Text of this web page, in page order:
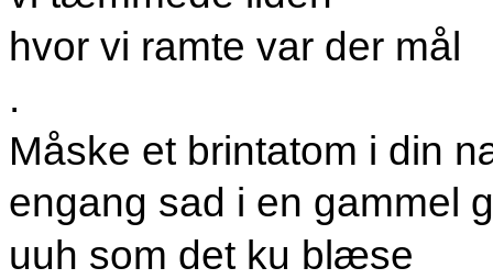
hvor vi ramte var der mål
.
Måske et brintatom i din
engang sad i en gammel
uuh som det ku blæse